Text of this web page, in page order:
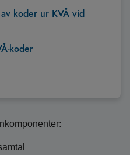
koder ur KVÅ vid
koder